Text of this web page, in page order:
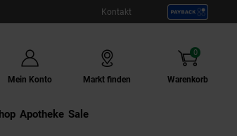
Kontakt
Mein Konto Markt finden Warenkorb
0
Artikel
Link:
Externer Link:
Apotheke Sale